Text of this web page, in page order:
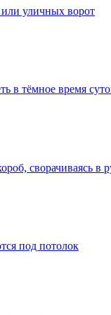
уличных ворот
в тёмное время
сворачиваясь в
под потолок